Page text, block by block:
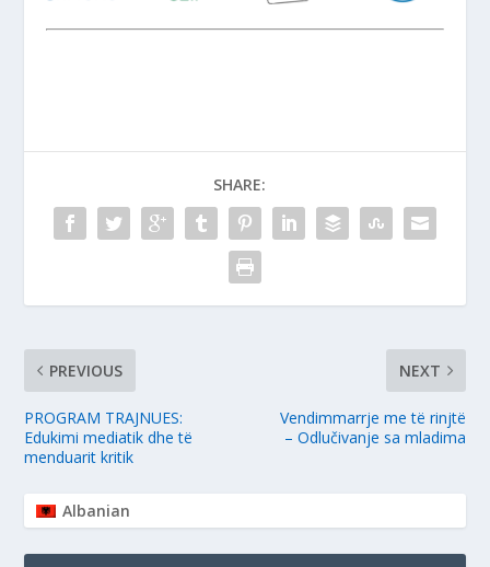
SHARE:
PREVIOUS
PROGRAM TRAJNUES:
Edukimi mediatik dhe të
menduarit kritik
NEXT
Vendimmarrje me të rinjtë
– Odlučivanje sa mladima
Albanian